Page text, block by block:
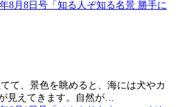
て、景色を眺めると、海には犬やカ
見えてきます。自然が…